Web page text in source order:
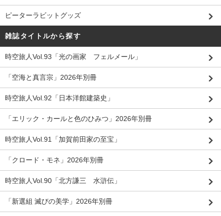
ピーターラビットグッズ
雑誌タイトルから探す
時空旅人Vol.93「光の画家 フェルメール」
「空海と真言宗」2026年別冊
時空旅人Vol.92「日本洋館建築史」
「エリック・カールと色のひみつ」2026年別冊
時空旅人Vol.91「加賀前田家の至宝」
「クロード・モネ」2026年別冊
時空旅人Vol.90「北方謙三 水滸伝」
「新選組 滅びの美学」2026年別冊